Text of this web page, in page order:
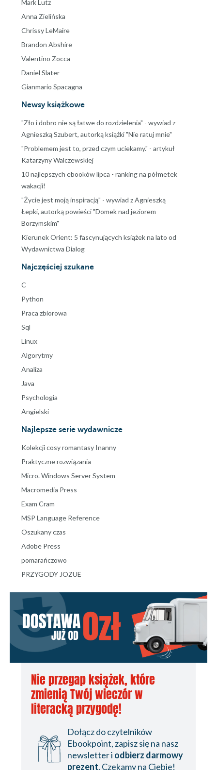
Mark Lutz
Anna Zielińska
Chrissy LeMaire
Brandon Abshire
Valentino Zocca
Daniel Slater
Gianmario Spacagna
Newsy książkowe
"Zło i dobro nie są łatwe do rozdzielenia" - wywiad z
Agnieszką Szubert, autorką książki "Nie ratuj mnie"
"Problemem jest to, przed czym uciekamy." - artykuł
Katarzyny Walczewskiej
10 najlepszych ebooków lipca - ranking na półmetek
wakacji!
"Życie jest moją inspiracją" - wywiad z Agnieszką
Łepki, autorką powieści "Domek nad jeziorem
Borzymskim"
Kierunek Orient: 5 fascynujących książek na lato od
Wydawnictwa Dialog
Najczęściej szukane
C
Python
Praca zbiorowa
Sql
Linux
Algorytmy
Analiza
Java
Psychologia
Angielski
Najlepsze serie wydawnicze
Kolekcji cosy romantasy Inanny
Praktyczne rozwiązania
Micro. Windows Server System
Macromedia Press
Exam Cram
MSP Language Reference
Oszukany czas
Adobe Press
pomarańczowo
PRZYGODY JOZUE
Nie przegap książek, które
zmienią Twój wieczór w
literacką przygodę!
Dołącz do czytelników
Ebookpoint, zapisz się na nasz
newsletter i odbierz darmowy
prezent. Czekamy na Ciebie!